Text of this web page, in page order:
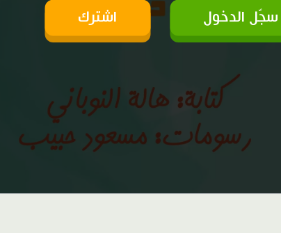
سجّل الدخول اشترك